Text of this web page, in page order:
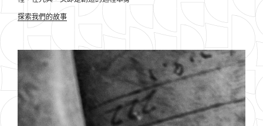
探索我們的故事